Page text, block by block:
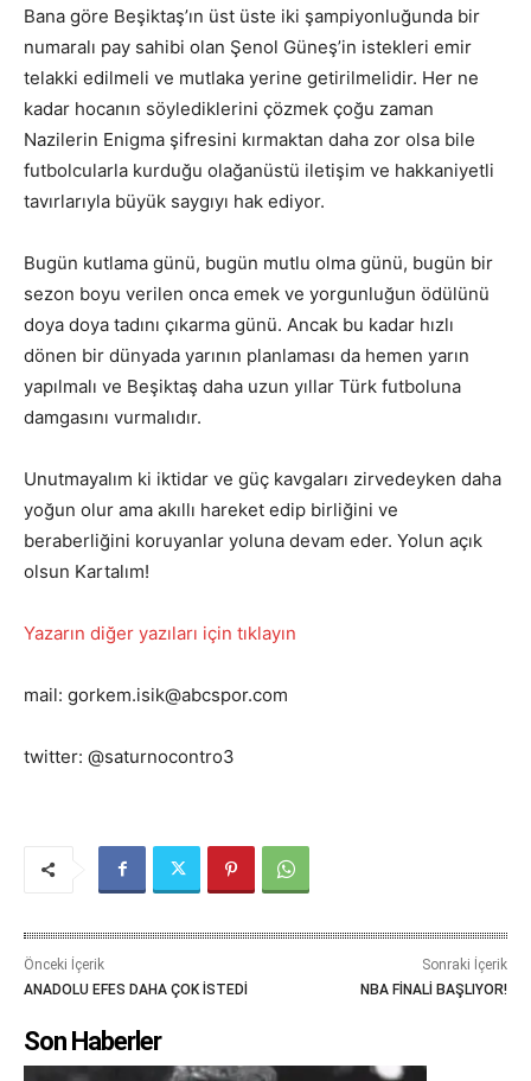
Bana göre Beşiktaş’ın üst üste iki şampiyonluğunda bir
numaralı pay sahibi olan Şenol Güneş’in istekleri emir
telakki edilmeli ve mutlaka yerine getirilmelidir. Her ne
kadar hocanın söylediklerini çözmek çoğu zaman
Nazilerin Enigma şifresini kırmaktan daha zor olsa bile
futbolcularla kurduğu olağanüstü iletişim ve hakkaniyetli
tavırlarıyla büyük saygıyı hak ediyor.
Bugün kutlama günü, bugün mutlu olma günü, bugün bir
sezon boyu verilen onca emek ve yorgunluğun ödülünü
doya doya tadını çıkarma günü. Ancak bu kadar hızlı
dönen bir dünyada yarının planlaması da hemen yarın
yapılmalı ve Beşiktaş daha uzun yıllar Türk futboluna
damgasını vurmalıdır.
Unutmayalım ki iktidar ve güç kavgaları zirvedeyken daha
yoğun olur ama akıllı hareket edip birliğini ve
beraberliğini koruyanlar yoluna devam eder. Yolun açık
olsun Kartalım!
Yazarın diğer yazıları için tıklayın
mail: gorkem.isik@abcspor.com
twitter: @saturnocontro3
Önceki İçerik
ANADOLU EFES DAHA ÇOK İSTEDİ
Sonraki İçerik
NBA FİNALİ BAŞLIYOR!
Son Haberler